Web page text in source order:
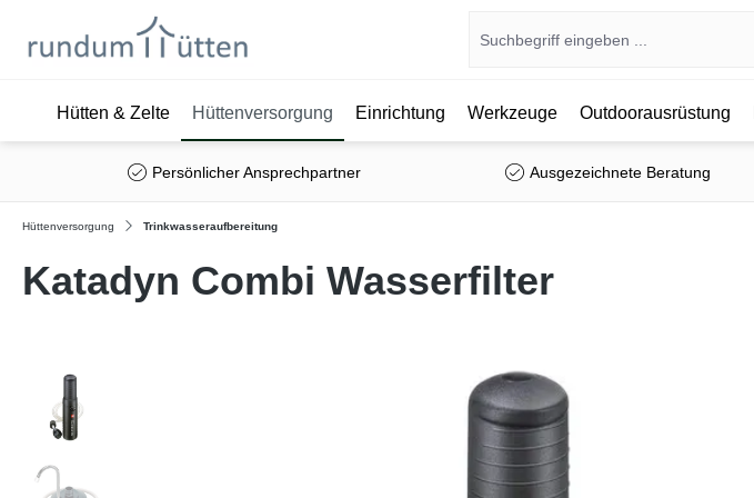
Zur Hauptnavigation springen
Hütten & Zelte Hüttenversorgung Einrichtung Werkzeuge Outdoorausrüstung
Persönlicher Ansprechpartner Ausgezeichnete Beratung
Hüttenversorgung Trinkwasseraufbereitung
Katadyn Combi Wasserfilter